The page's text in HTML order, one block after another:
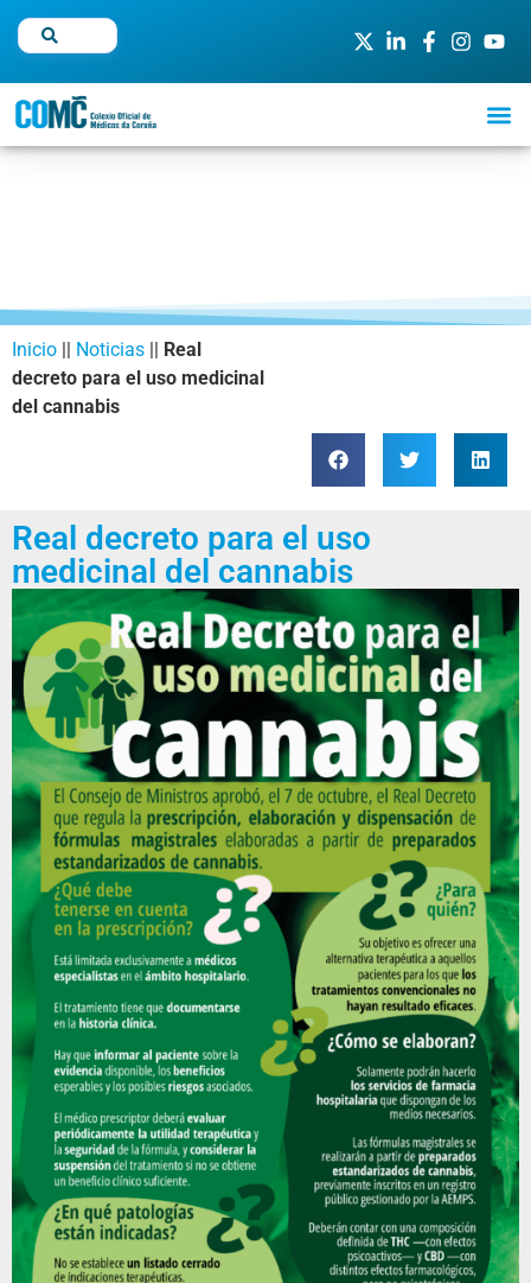
Inicio || Noticias || Real
decreto para el uso medicinal
del cannabis
Real decreto para el uso
medicinal del cannabis